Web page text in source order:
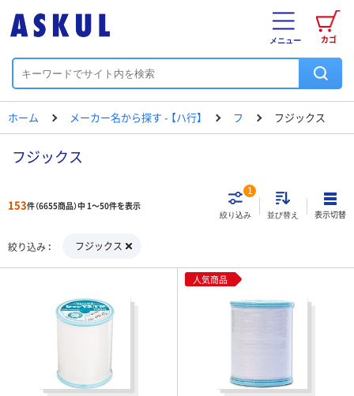
カゴ
メニュー
ホーム メーカー名から探す - 【ハ行】 フ フジックス
フジックス
153件（6655商品）中 1～50件を表示
絞り込み
1
並び替え 表示切替
絞り込み フジックス
人気商品